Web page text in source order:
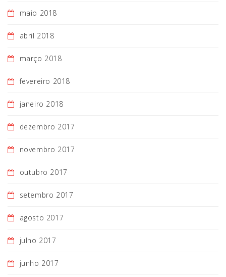
maio 2018
abril 2018
março 2018
fevereiro 2018
janeiro 2018
dezembro 2017
novembro 2017
outubro 2017
setembro 2017
agosto 2017
julho 2017
junho 2017